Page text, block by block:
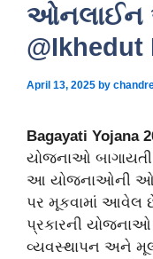
ઓનલાઈન
@Ikhedut
April 13, 2025 by
Bagayati Yojana
યોજનાઓ બાગાયતી
આ યોજનાઓની
પર મૂકવામાં આવેલ
પ્રકારની
વ્યવસ્થાપન અને